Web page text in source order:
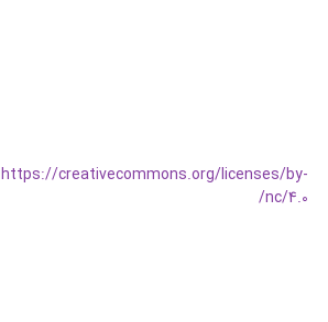
https://creativecommons.org/licenses/by-
nc/4.0/